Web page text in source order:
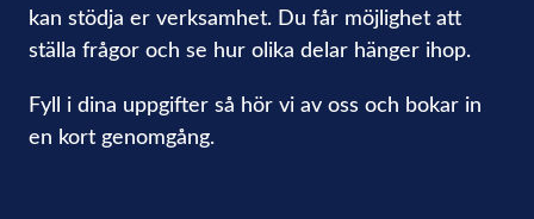
kan stödja er verksamhet. Du får möjlighet att
ställa frågor och se hur olika delar hänger ihop.
Fyll i dina uppgifter så hör vi av oss och bokar in
en kort genomgång.